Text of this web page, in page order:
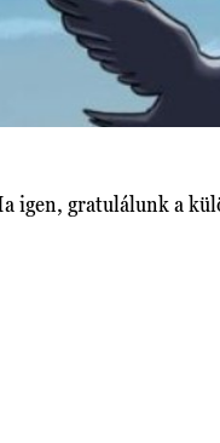
igen, gratulálunk a